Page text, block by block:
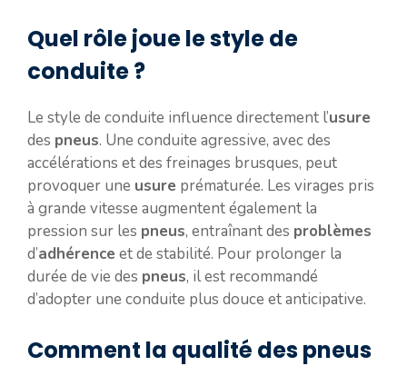
Quel rôle joue le style de
conduite ?
Le style de conduite influence directement l’usure
des pneus. Une conduite agressive, avec des
accélérations et des freinages brusques, peut
provoquer une usure prématurée. Les virages pris
à grande vitesse augmentent également la
pression sur les pneus, entraînant des problèmes
d’adhérence et de stabilité. Pour prolonger la
durée de vie des pneus, il est recommandé
d’adopter une conduite plus douce et anticipative.
Comment la qualité des pneus